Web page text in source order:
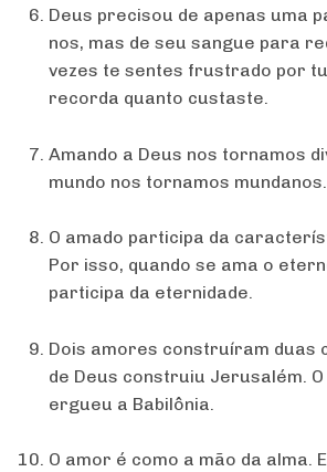
Deus precisou de apenas uma
nos, mas de seu sangue para
vezes te sentes frustrado por
recorda quanto custaste.
Amando a Deus nos tornamos
mundo nos tornamos mundanos.
O amado participa da
Por isso, quando se ama o
participa da eternidade.
Dois amores construíram duas
de Deus construiu Jerusalém.
ergueu a Babilônia.
O amor é como a mão da alma.